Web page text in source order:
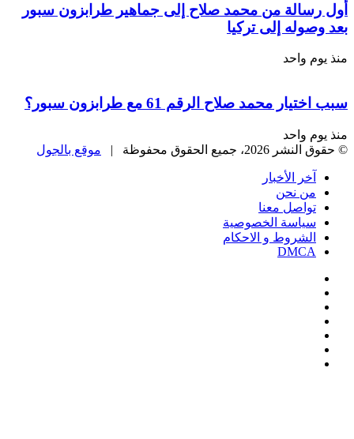
أول رسالة من محمد صلاح إلى جماهير طرابزون سبور
بعد وصوله إلى تركيا
منذ يوم واحد
سبب اختيار محمد صلاح الرقم 61 مع طرابزون سبور؟
منذ يوم واحد
© حقوق النشر 2026، جميع الحقوق محفوظة |
موقع بالجول
آخر الأخبار
من نحن
تواصل معنا
سياسة الخصوصية
الشروط و الاحكام
DMCA